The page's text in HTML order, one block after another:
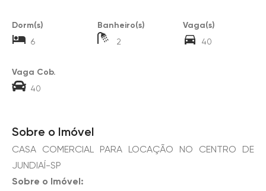
Dorm(s)
6
Banheiro(s)
2
Vaga(s)
40
Vaga Cob.
40
Sobre o Imóvel
CASA COMERCIAL PARA LOCAÇÃO NO CENTRO DE
JUNDIAÍ-SP
Sobre o Imóvel: